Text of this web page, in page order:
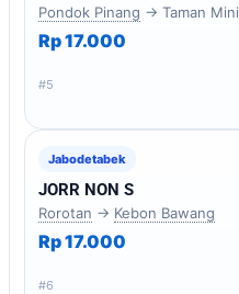
Pondok Pinang → Taman Mini
Rp 17.000
#5
Jabodetabek
JORR NON S
Rorotan → Kebon Bawang
Rp 17.000
#6